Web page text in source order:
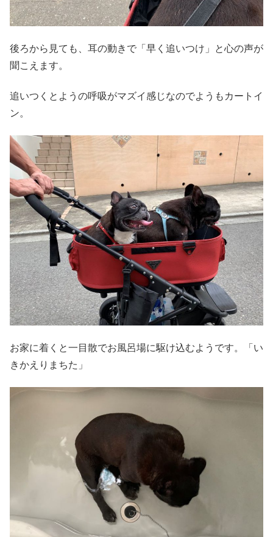
後ろから見ても、耳の動きで「早く追いつけ」と心の声が
聞こえます。
追いつくとようの呼吸がマズイ感じなのでようもカートイ
ン。
お家に着くと一目散でお風呂場に駆け込むようです。「い
きかえりまちた」